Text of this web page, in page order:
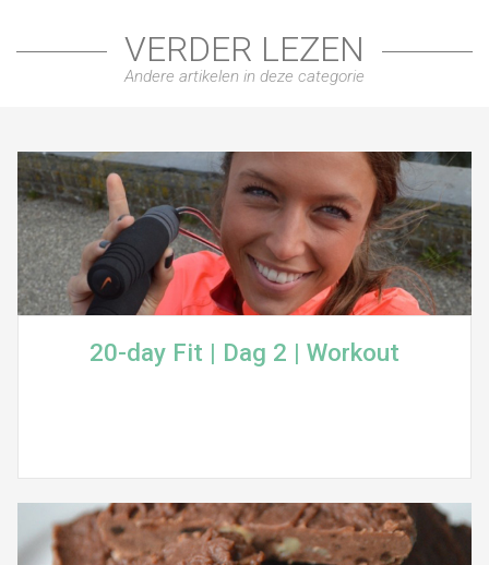
VERDER LEZEN
Andere artikelen in deze categorie
20-day Fit | Dag 2 | Workout